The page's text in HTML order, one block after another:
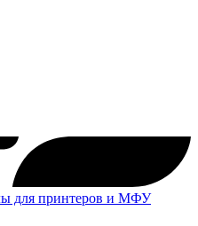
для принтеров и МФУ